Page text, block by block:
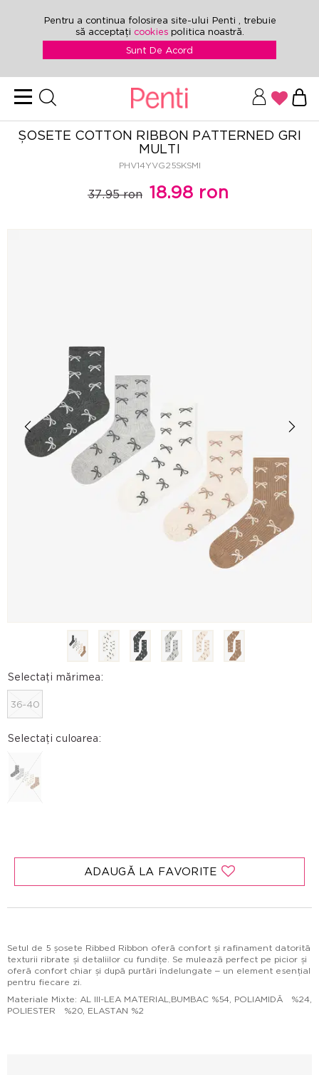
Pentru a continua folosirea site-ului Penti , trebuie
să acceptați cookies politica noastră.
Sunt De Acord
ȘOSETE COTTON RIBBON PATTERNED GRI
MULTI
PHV14YVG25SKSMI
37.95 ron 18.98 ron
Selectați mărimea:
36-40
Selectați culoarea:
ADAUGĂ LA FAVORITE
Setul de 5 șosete Ribbed Ribbon oferă confort și rafinament datorită
texturii ribrate și detaliilor cu fundițe. Se mulează perfect pe picior și
oferă confort chiar și după purtări îndelungate – un element esențial
pentru fiecare zi.
Materiale Mixte: AL III-LEA MATERIAL,BUMBAC %54, POLIAMIDĂ %24,
POLIESTER %20, ELASTAN %2